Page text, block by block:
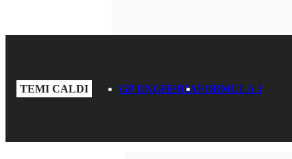
TEMI CALDI GP UNGHERIAFORMULA 1